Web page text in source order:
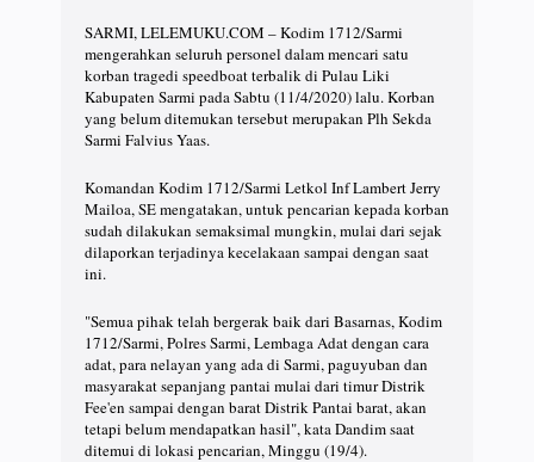
SARMI, LELEMUKU.COM – Kodim 1712/Sarmi
mengerahkan seluruh personel dalam mencari satu
korban tragedi speedboat terbalik di Pulau Liki
Kabupaten Sarmi pada Sabtu (11/4/2020) lalu. Korban
yang belum ditemukan tersebut merupakan Plh Sekda
Sarmi Falvius Yaas.
Komandan Kodim 1712/Sarmi Letkol Inf Lambert Jerry
Mailoa, SE mengatakan, untuk pencarian kepada korban
sudah dilakukan semaksimal mungkin, mulai dari sejak
dilaporkan terjadinya kecelakaan sampai dengan saat
ini.
"Semua pihak telah bergerak baik dari Basarnas, Kodim
1712/Sarmi, Polres Sarmi, Lembaga Adat dengan cara
adat, para nelayan yang ada di Sarmi, paguyuban dan
masyarakat sepanjang pantai mulai dari timur Distrik
Fee'en sampai dengan barat Distrik Pantai barat, akan
tetapi belum mendapatkan hasil", kata Dandim saat
ditemui di lokasi pencarian, Minggu (19/4).